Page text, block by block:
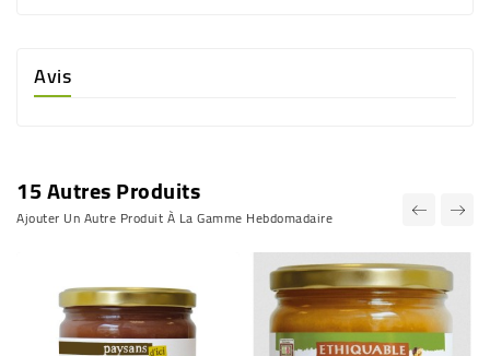
Avis
15 Autres Produits
Ajouter Un Autre Produit À La Gamme Hebdomadaire